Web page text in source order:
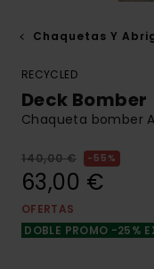
Chaquetas Y
RECYCLED
Deck Bomber
Chaqueta bomber
140,00 € 55%
63,00 €
OFERTAS
DOBLE PROMO -25%